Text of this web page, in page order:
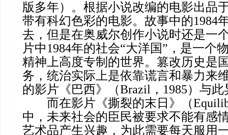
版多年）。根据小说改编的电影出品
带有科幻色彩的电影。故事中的1984
去，但是在奥威尔创作小说时还是一
片中1984年的社会“大洋国”，是一个
精神上高度专制的世界。篡改历史是
务，统治实际上是依靠谎言和暴力来
的影片《巴西》（Brazil，1985）与
而在影片《撕裂的末日》（
中，未来社会的臣民被要求不能有感
艺术品产生兴趣，为此需要每天服用